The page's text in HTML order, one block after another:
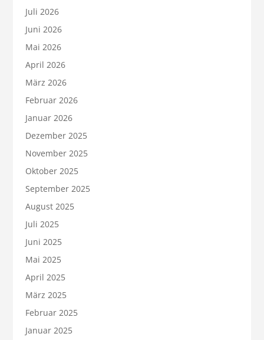
Juli 2026
Juni 2026
Mai 2026
April 2026
März 2026
Februar 2026
Januar 2026
Dezember 2025
November 2025
Oktober 2025
September 2025
August 2025
Juli 2025
Juni 2025
Mai 2025
April 2025
März 2025
Februar 2025
Januar 2025